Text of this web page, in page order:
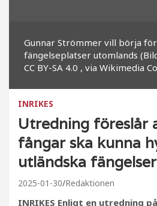
Gunnar Strömmer vill börja
fängelseplatser utomlands
CC BY-SA 4.0 , via Wikimedia
INRIKES
Utredning föreslår
fångar ska kunna
utländska fängelser
2025-01-30 Redaktionen
INRIKES Enligt en utredning